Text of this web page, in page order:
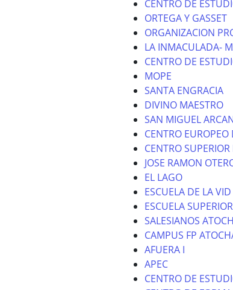
CENTRO DE
ORTEGA Y GASSET
ORGANIZACION
LA INMACULADA-
CENTRO DE
MOPE
SANTA ENGRACIA
DIVINO MAESTRO
SAN MIGUEL
CENTRO EUROPEO
CENTRO
JOSE RAMON
EL LAGO
ESCUELA DE LA VID
ESCUELA
SALESIANOS
CAMPUS FP
AFUERA I
APEC
CENTRO DE